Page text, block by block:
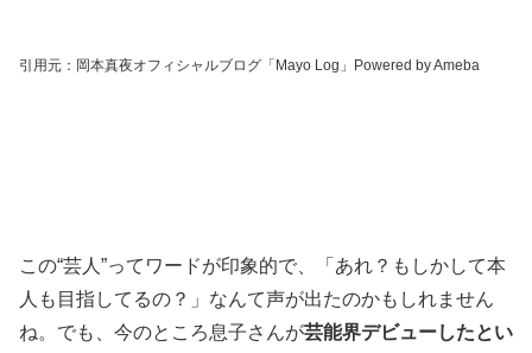
引用元：岡本真夜オフィシャルブログ「Mayo Log」Powered by Ameba
この“芸人”ってワードが印象的で、「あれ？もしかして本
人も目指してるの？」なんて声が出たのかもしれません
ね。でも、今のところ息子さんが芸能界デビューしたとい